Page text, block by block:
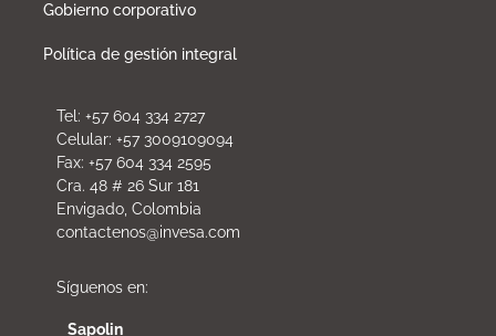
Gobierno corporativo
Política de gestión integral
Tel: +57 604 334 2727
Celular: +57 3009109094
Fax: +57 604 334 2595
Cra. 48 # 26 Sur 181
Envigado, Colombia
contactenos@invesa.com
Síguenos en:
Sapolin